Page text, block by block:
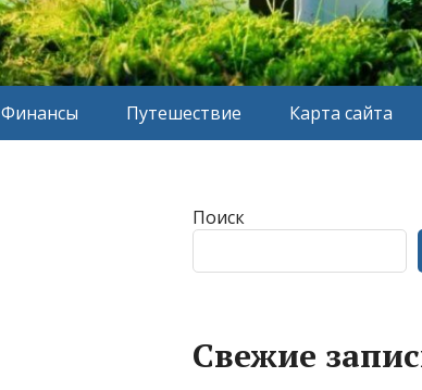
Финансы Путешествие Карта сайта
Поиск
Свежие